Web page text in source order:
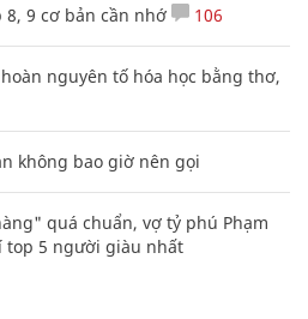
8, 9 cơ bản cần nhớ 106
nguyên tố hóa học bằng thơ,
không bao giờ nên gọi
quá chuẩn, vợ tỷ phú Phạm
top 5 người giàu nhất